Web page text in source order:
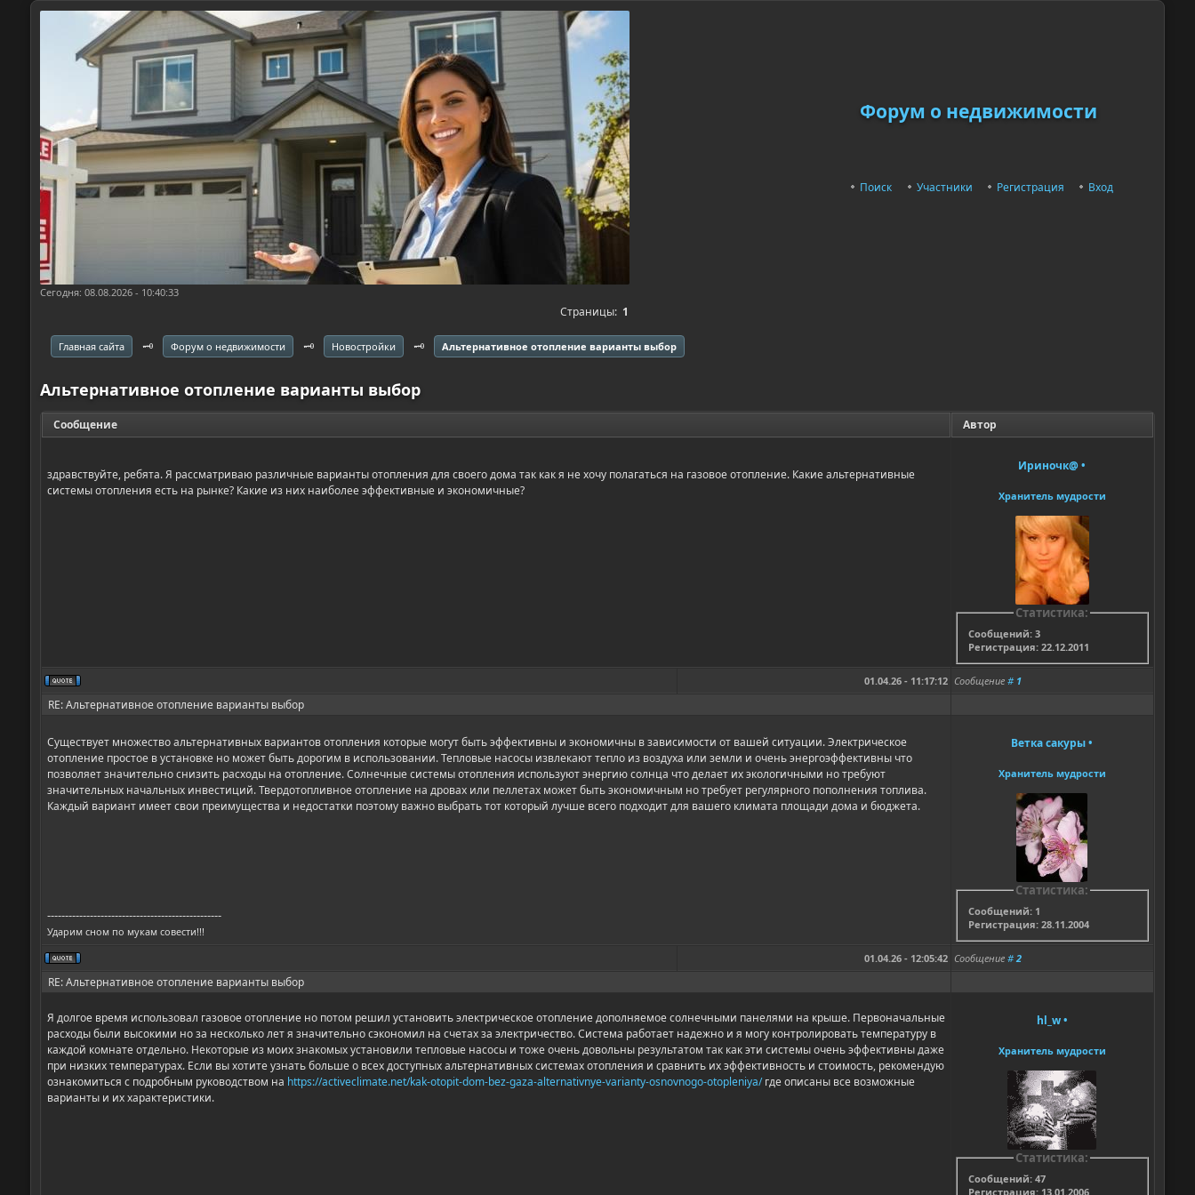
Форум о недвижимости
Поиск Участники Регистрация Вход
Сегодня: 08.08.2026 - 10:40:33
Страницы: 1
Главная сайта 🗝️ Форум о недвижимости 🗝️ Новостройки 🗝️ Альтернативное отопление варианты выбор
Альтернативное отопление варианты выбор
Сообщение Автор
здравствуйте, ребята. Я рассматриваю различные варианты отопления для своего дома так как я не хочу полагаться на газовое отопление. Какие альтернативные
системы отопления есть на рынке? Какие из них наиболее эффективные и экономичные?
Ириночк@ •
Хранитель мудрости
Статистика:
Сообщений: 3
Регистрация: 22.12.2011
01.04.26 - 11:17:12 Сообщение # 1
RE: Альтернативное отопление варианты выбор
Существует множество альтернативных вариантов отопления которые могут быть эффективны и экономичны в зависимости от вашей ситуации. Электрическое
отопление простое в установке но может быть дорогим в использовании. Тепловые насосы извлекают тепло из воздуха или земли и очень энергоэффективны что
позволяет значительно снизить расходы на отопление. Солнечные системы отопления используют энергию солнца что делает их экологичными но требуют
значительных начальных инвестиций. Твердотопливное отопление на дровах или пеллетах может быть экономичным но требует регулярного пополнения топлива.
Каждый вариант имеет свои преимущества и недостатки поэтому важно выбрать тот который лучше всего подходит для вашего климата площади дома и бюджета.
-------------------------------------------------
Ударим сном по мукам совести!!!
Ветка сакуры •
Хранитель мудрости
Статистика:
Сообщений: 1
Регистрация: 28.11.2004
01.04.26 - 12:05:42 Сообщение #2
RE: Альтернативное отопление варианты выбор
Я долгое время использовал газовое отопление но потом решил установить электрическое отопление дополняемое солнечными панелями на крыше. Первоначальные
расходы были высокими но за несколько лет я значительно сэкономил на счетах за электричество. Система работает надежно и я могу контролировать температуру в
каждой комнате отдельно. Некоторые из моих знакомых установили тепловые насосы и тоже очень довольны результатом так как эти системы очень эффективны даже
при низких температурах. Если вы хотите узнать больше о всех доступных альтернативных системах отопления и сравнить их эффективность и стоимость, рекомендую
ознакомиться с подробным руководством на https://activeclimate.net/kak-otopit-dom-bez-gaza-alternativnye-varianty-osnovnogo-otopleniya/где описаны все возможные
варианты и их характеристики.
hl_w•
Хранитель мудрости
Статистика:
Сообщений: 47
Регистрация: 13.01.2006